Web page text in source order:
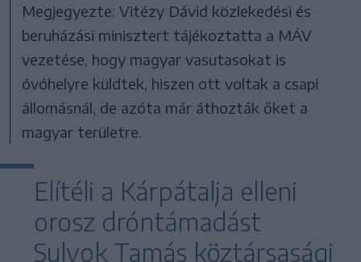
Megjegyezte: Vitézy Dávid közlekedési és
beruházási minisztert tájékoztatta a MÁV
vezetése, hogy magyar vasutasokat is
óvóhelyre küldtek, hiszen ott voltak a csapi
állomásnál, de azóta már áthozták őket a
magyar területre.
Elítéli a Kárpátalja elleni
orosz dróntámadást
Sulyok Tamás köztársasági